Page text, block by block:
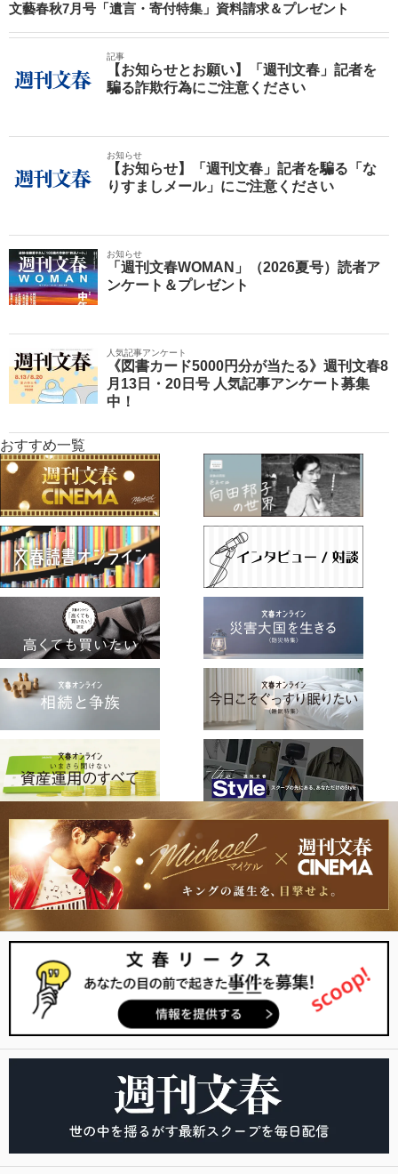
文藝春秋7月号「遺言・寄付特集」資料請求＆プレゼント
記事
【お知らせとお願い】「週刊文春」記者を
騙る詐欺行為にご注意ください
お知らせ
【お知らせ】「週刊文春」記者を騙る「な
りすましメール」にご注意ください
お知らせ
「週刊文春WOMAN」（2026夏号）読者ア
ンケート＆プレゼント
人気記事アンケート
《図書カード5000円分が当たる》週刊文春8
月13日・20日号 人気記事アンケート募集
中！
おすすめ一覧